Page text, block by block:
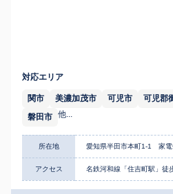
対応エリア
関市 美濃加茂市 可児市 可児郡
磐田市 他...
所在地 愛知県半田市本町1-1 家
アクセス 名鉄河和線「住吉町駅」徒